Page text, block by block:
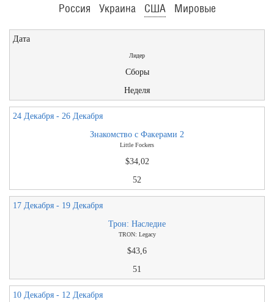
Россия Украина США Мировые
Дата
Лидер
Сборы
Неделя
24 Декабря - 26 Декабря
Знакомство с Факерами 2
Little Fockers
$34,02
52
17 Декабря - 19 Декабря
Трон: Наследие
TRON: Legacy
$43,6
51
10 Декабря - 12 Декабря